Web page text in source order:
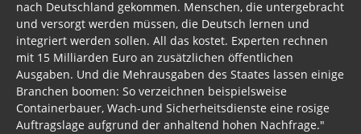
nach Deutschland gekommen. Menschen, die untergebracht
und versorgt werden müssen, die Deutsch lernen und
integriert werden sollen. All das kostet. Experten rechnen
mit 15 Milliarden Euro an zusätzlichen öffentlichen
Ausgaben. Und die Mehrausgaben des Staates lassen einige
Branchen boomen: So verzeichnen beispielsweise
Containerbauer, Wach-und Sicherheitsdienste eine rosige
Auftragslage aufgrund der anhaltend hohen Nachfrage."